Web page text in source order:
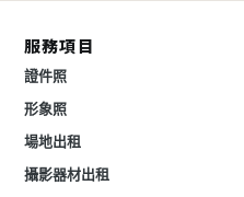
服務項目
證件照
形象照
場地出租
攝影器材出租